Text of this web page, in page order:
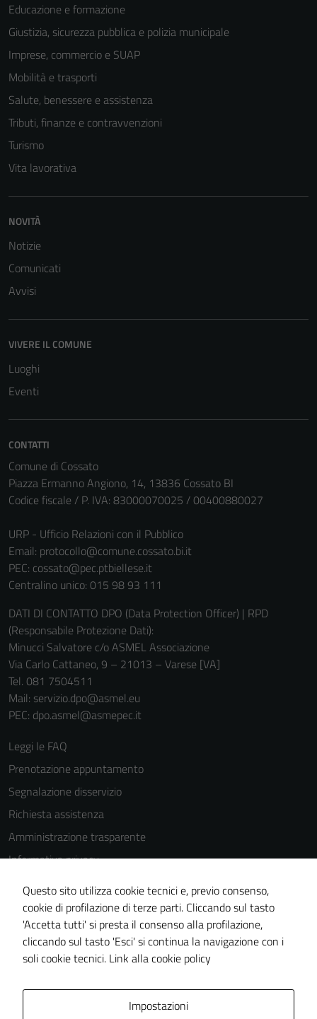
Educazione e formazione
Giustizia, sicurezza pubblica e polizia municipale
Imprese, commercio e SUAP
Mobilità e trasporti
Salute, benessere e assistenza
Tributi, finanze e contravvenzioni
Turismo
Vita lavorativa
NOVITÀ
Notizie
Comunicati
Avvisi
VIVERE IL COMUNE
Luoghi
Eventi
CONTATTI
Comune di Cossato
Piazza Ermanno Angiono, 14, 13836 Cossato BI
Codice fiscale / P. IVA: 83000070025 / 00400880027
URP - Ufficio Relazioni con il Pubblico
Email: protocollo@comune.cossato.bi.it
PEC: cossato@pec.ptbiellese.it
Centralino unico: 015 98 93 111
DATI DI CONTATTO DPO (Data Protection Officer) | RPD
(Responsabile Protezione Dati):
Minucci Salvatore c/o ASMEL Associazione
Via Carlo Cattaneo, 9 – 21013 – Varese [VA]
Tel. 081 7504511
Mail: servizio.dpo@asmel.eu
PEC: dpo.asmel@asmepec.it
Leggi le FAQ
Prenotazione appuntamento
Segnalazione disservizio
Richiesta assistenza
Amministrazione trasparente
Informativa privacy
Cookie Policy
Note legali
Dichiarazione di accessibilità
Piano di miglioramento del sito
Questo sito utilizza cookie tecnici e, previo consenso,
cookie di profilazione di terze parti. Cliccando sul tasto
'Accetta tutti' si presta il consenso alla profilazione,
cliccando sul tasto 'Esci' si continua la navigazione con i
soli cookie tecnici. Link alla cookie policy
Impostazioni
funzionamento